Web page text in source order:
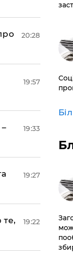
20:28
19:57
19:33
19:27
те,
19:22